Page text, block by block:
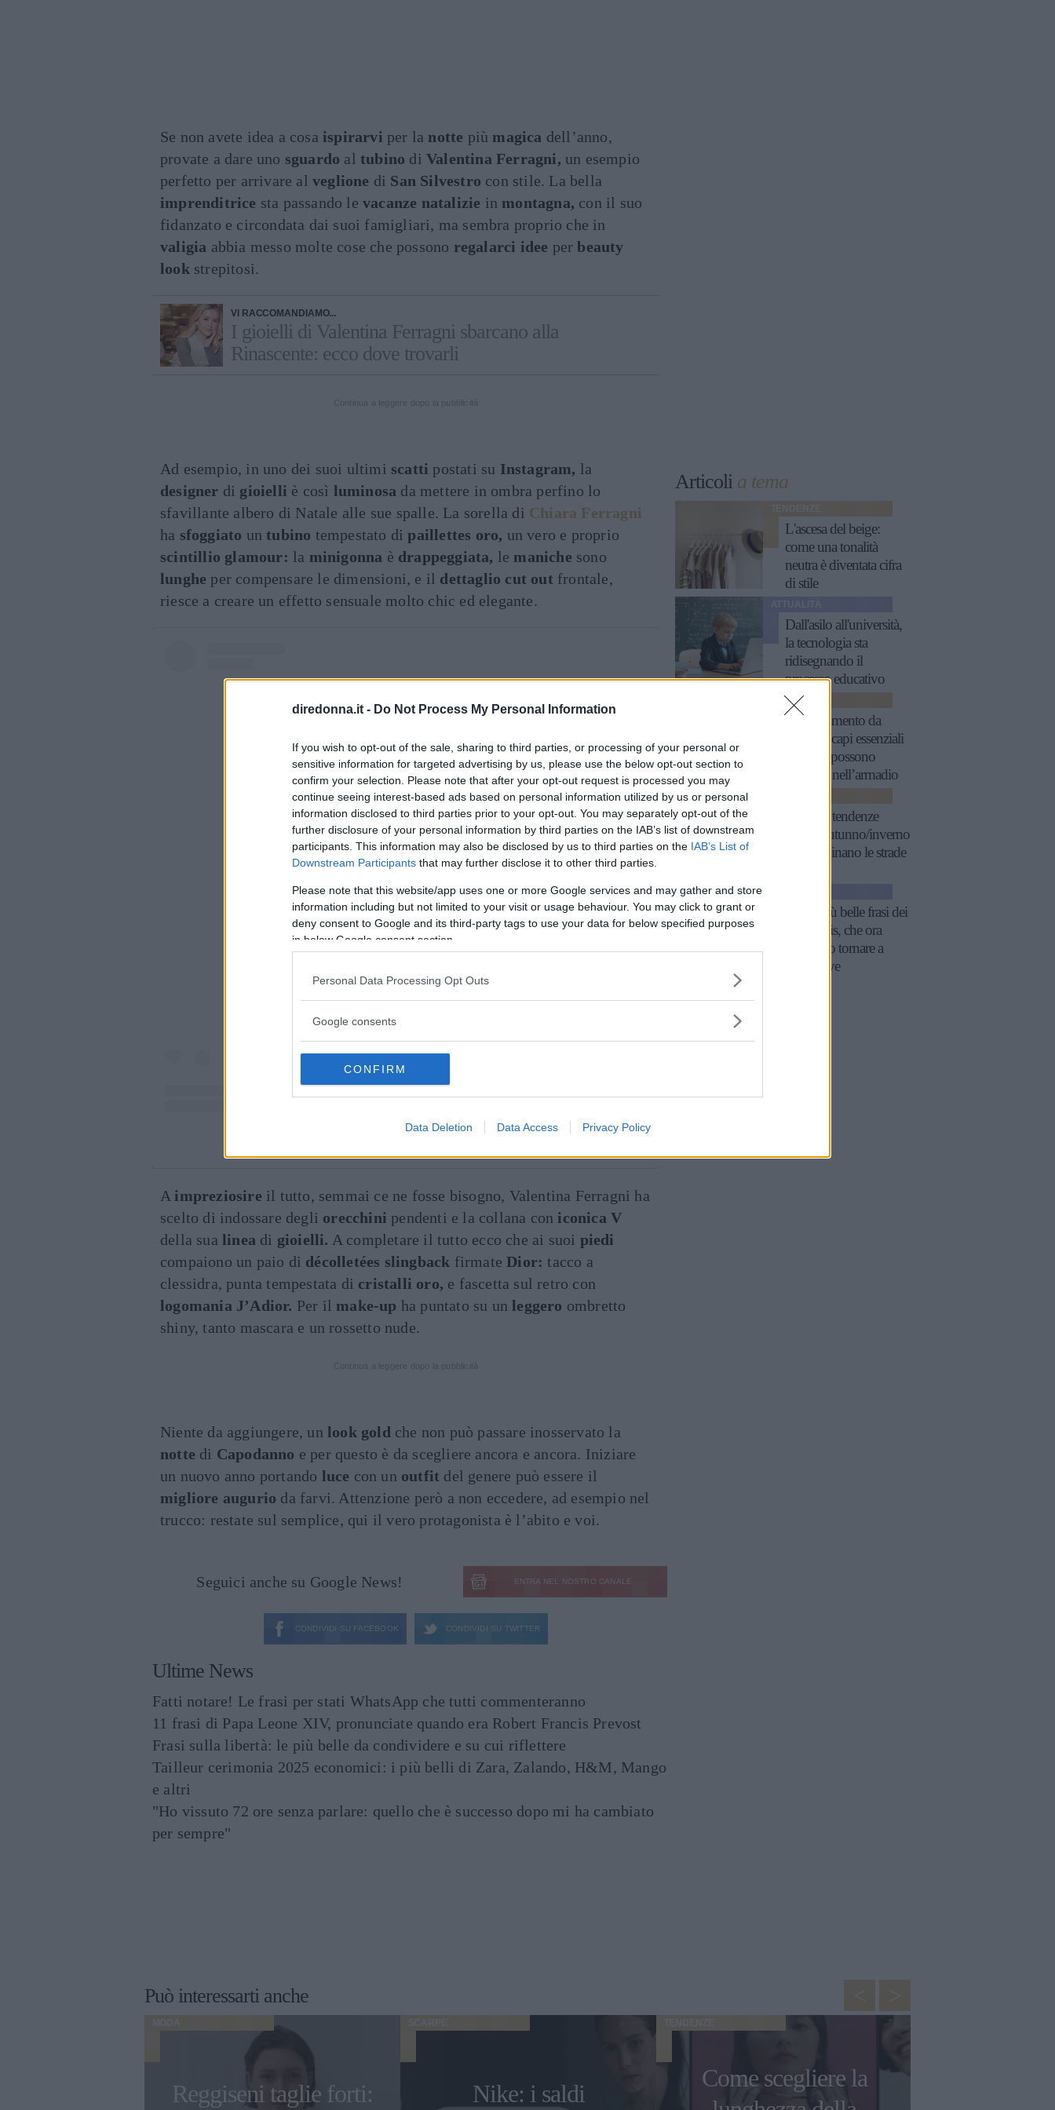
diredonna.it - Do Not Process My Personal Information
If you wish to opt-out of the sale, sharing to third parties, or processing of your personal or
sensitive information for targeted advertising by us, please use the below opt-out section to
confirm your selection. Please note that after your opt-out request is processed you may
continue seeing interest-based ads based on personal information utilized by us or personal
information disclosed to third parties prior to your opt-out. You may separately opt-out of the
further disclosure of your personal information by third parties on the IAB’s list of downstream
participants. This information may also be disclosed by us to third parties on the IAB’s List of
Downstream Participants that may further disclose it to other third parties.
Please note that this website/app uses one or more Google services and may gather and store
information including but not limited to your visit or usage behaviour. You may click to grant or
deny consent to Google and its third-party tags to use your data for below specified purposes
in below Google consent section.
Personal Data Processing Opt Outs
Google consents
CONFIRM
Data Deletion Data Access Privacy Policy
Se non avete idea a cosa ispirarvi per la notte più magica dell’anno,
provate a dare uno sguardo altubino diValentina Ferragni, un esempio
perfetto per arrivare al veglione di San Silvestro con stile. La bella
imprenditrice sta passando levacanze natalizie in montagna, con il suo
fidanzato e circondata dai suoi famigliari, ma sembra proprio che in
valigia abbia messo molte cose che possono regalarci idee perbeauty
look strepitosi.
VI RACCOMANDIAMO...
I gioielli di Valentina Ferragni sbarcano alla
Rinascente: ecco dove trovarli
Ad esempio, in uno dei suoi ultimi scatti postati su Instagram, la
designer di gioielli è così luminosa da mettere in ombra perfino lo
sfavillante albero di Natale alle sue spalle. La sorella di Chiara Ferragni
ha sfoggiato untubino tempestato dipaillettes oro, un vero e proprio
scintillio glamour: la minigonna è drappeggiata, le maniche sono
lunghe per compensare le dimensioni, e il dettaglio cut out frontale,
riesce a creare un effetto sensuale molto chic ed elegante.
Visualizza questo post su Instagram
A impreziosire il tutto, semmai ce ne fosse bisogno, Valentina Ferragni ha
scelto di indossare degli orecchini pendenti e la collana con iconica V
della sua linea di gioielli. A completare il tutto ecco che ai suoi piedi
compaiono un paio di décolletées slingback firmateDior: tacco a
clessidra, punta tempestata di cristalli oro, e fascetta sul retro con
logomania J’Adior. Per il make-up ha puntato su un leggero ombretto
shiny, tanto mascara e un rossetto nude.
Niente da aggiungere, un look gold che non può passare inosservato la
notte di Capodanno e per questo è da scegliere ancora e ancora. Iniziare
un nuovo anno portando luce con un outfit del genere può essere il
migliore augurio da farvi. Attenzione però a non eccedere, ad esempio nel
trucco: restate sul semplice, qui il vero protagonista è l’abito e voi.
Seguici anche su Google News! ENTRA NEL NOSTRO CANALE
CONDIVIDI SU FACEBOOK CONDIVIDI SU TWITTER
Ultime News
Fatti notare! Le frasi per stati WhatsApp che tutti commenteranno
11 frasi di Papa Leone XIV, pronunciate quando era Robert Francis Prevost
Frasi sulla libertà: le più belle da condividere e su cui riflettere
Tailleur cerimonia 2025 economici: i più belli di Zara, Zalando, H&M, Mango
e altri
"Ho vissuto 72 ore senza parlare: quello che è successo dopo mi ha cambiato
per sempre"
Articoli a tema
TENDENZE
L'ascesa del beige:
come una tonalità
neutra è diventata cifra
di stile
Dall'asilo all'università,
la tecnologia sta
ridisegnando il
processo educativo
MODA
Abbigliamento da
donna: i capi essenziali
che non possono
mancare nell’armadio
Borse: 5 tendenze
chiave autunno/inverno
che dominano le strade
Le 10 più belle frasi dei
The Oasis, che ora
possiamo tornare a
sentire live
Può interessarti anche
MODA
Reggiseni taglie forti:
SCARPE
Nike: i saldi
TENDENZE
Come scegliere la